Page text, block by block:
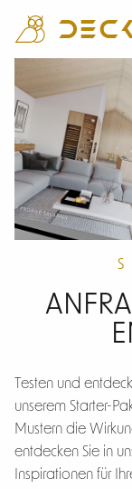
Testen und
unserem Starter-
Mustern die
entdecken Sie in
Inspirationen für